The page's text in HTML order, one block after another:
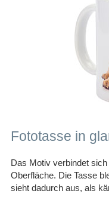
Fototasse in
Das Motiv verbindet
Oberfläche. Die Tasse
sieht dadurch aus, als